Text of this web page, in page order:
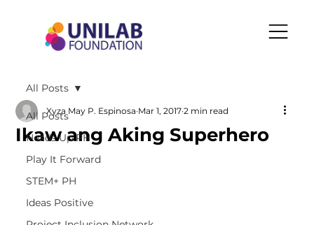
All Posts
Heads Up PH
Play It Forward
STEM+ PH
Ideas Positive
All Posts
Ikaw ang Aking Superhero
Xyza May P. Espinosa Mar 1, 2017 2 min read